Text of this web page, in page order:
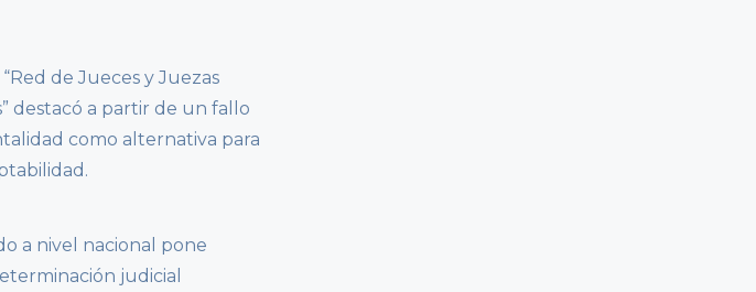
de Jueces y Juezas
destacó a partir de un fallo
como alternativa para
a nivel nacional pone
judicial